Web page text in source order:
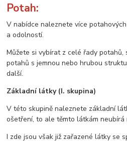
Potah:
V nabídce naleznete více
a odolností.
Můžete si vybírat z celé řady potahů,
potahů s jemnou nebo hrubou
další.
Základní látky (I. skupina)
V této skupině naleznete základní
ošetření, to ale těmto látkám
I zde jsou však již zařazené látky se